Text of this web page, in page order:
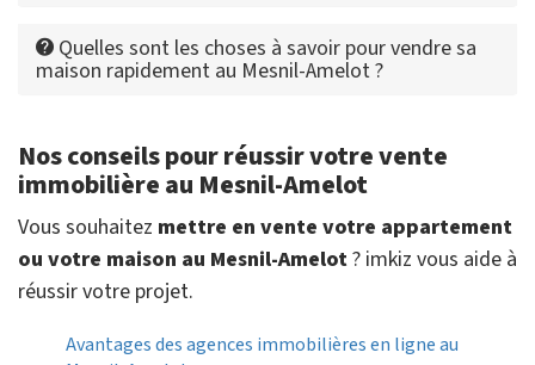
Quelles sont les choses à savoir pour vendre sa
maison rapidement au Mesnil-Amelot ?
Nos conseils pour réussir votre vente
immobilière au Mesnil-Amelot
Vous souhaitez mettre en vente votre appartement
ou votre maison au Mesnil-Amelot? imkiz vous aide à
réussir votre projet.
Avantages des agences immobilières en ligne au